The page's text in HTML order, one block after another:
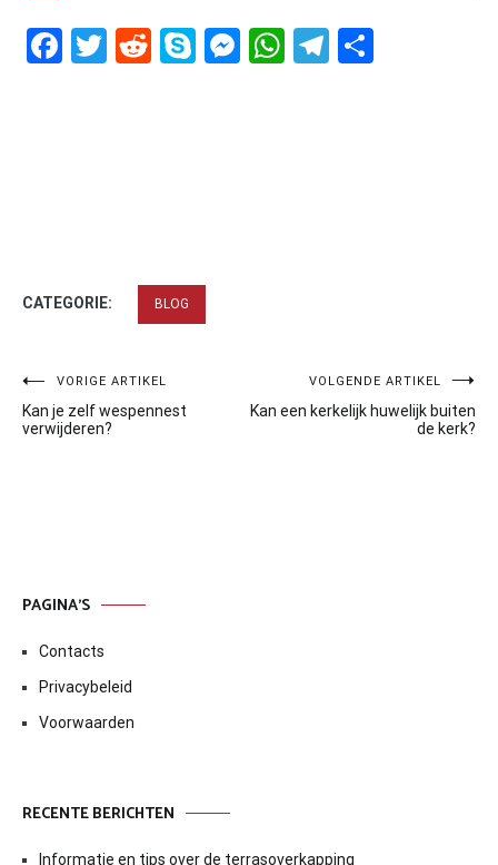
Facebook
Twitter
RedditSkypeMessenger
WhatsApp
Telegram
CATEGORIE: BLOG
Bericht
navigatie
VORIGE ARTIKEL
Kan je zelf wespennest
verwijderen?
VOLGENDE ARTIKEL
Kan een kerkelijk huwelijk buiten
de kerk?
PAGINA’S
Contacts
Privacybeleid
Voorwaarden
RECENTE BERICHTEN
Informatie en tips over de terrasoverkapping